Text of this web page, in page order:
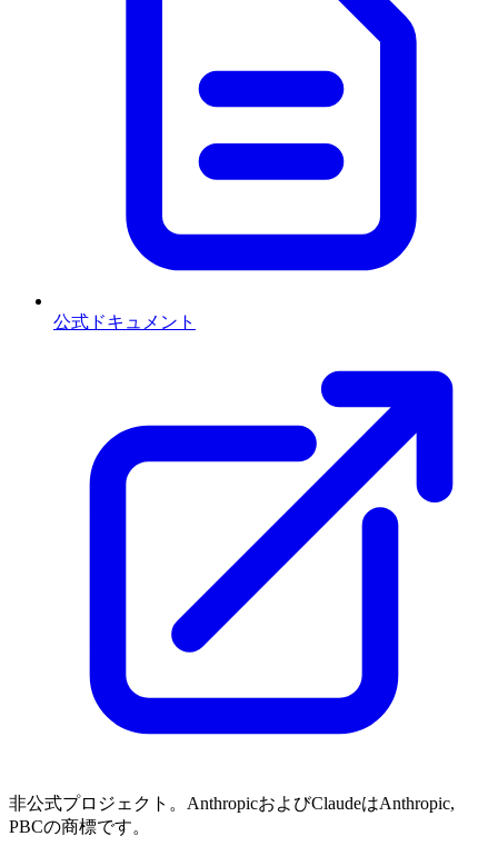
公式ドキュメント
非公式プロジェクト。AnthropicおよびClaudeはAnthropic,
PBCの商標です。